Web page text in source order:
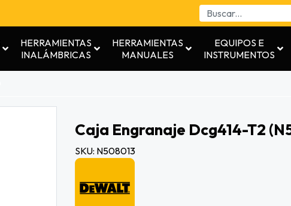
HERRAMIENTAS
INALÁMBRICAS
HERRAMIENTAS
MANUALES
EQUIPOS E
INSTRUMENTOS
Caja Engranaje Dcg414-T2
SKU: N508013